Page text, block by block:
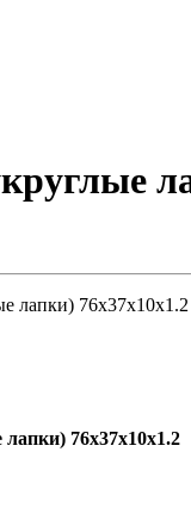
76х37х10x1.2